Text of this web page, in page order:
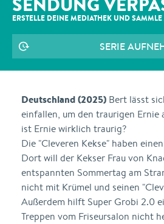
ERSTELLE DEINE MEDIATHEK UND SAMMLE
SERIE
Deutschland (2025) Bert lässt
einfallen, um den traurigen Ernie
ist Ernie wirklich traurig?
Die "Cleveren Kekse" haben
Dort will der Kekser Frau von
entspannten Sommertag am
nicht mit Krümel und seinen
Außerdem hilft Super Grobi 2.0
Treppen vom Friseursalon nicht